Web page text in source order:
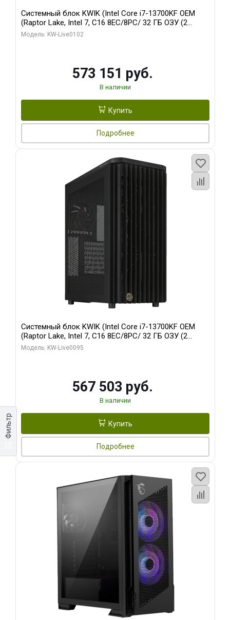
Фильтр
Системный блок KWIK (Intel Core i7-13700KF OEM
(Raptor Lake, Intel 7, C16 8EC/8PC/ 32 ГБ ОЗУ (2
модуля)/ Afox RTX4090 24GB GDDR6X 384-Bit 3xDP
Модель: KW-Live0102
573 151 руб.
В наличии
Купить
Подробнее
Системный блок KWIK (Intel Core i7-13700KF OEM
(Raptor Lake, Intel 7, C16 8EC/8PC/ 32 ГБ ОЗУ (2
модуля)/ Afox RTX4090 24GB GDDR6X 384-Bit 3xDP
Модель: KW-Live0095
567 503 руб.
В наличии
Купить
Подробнее